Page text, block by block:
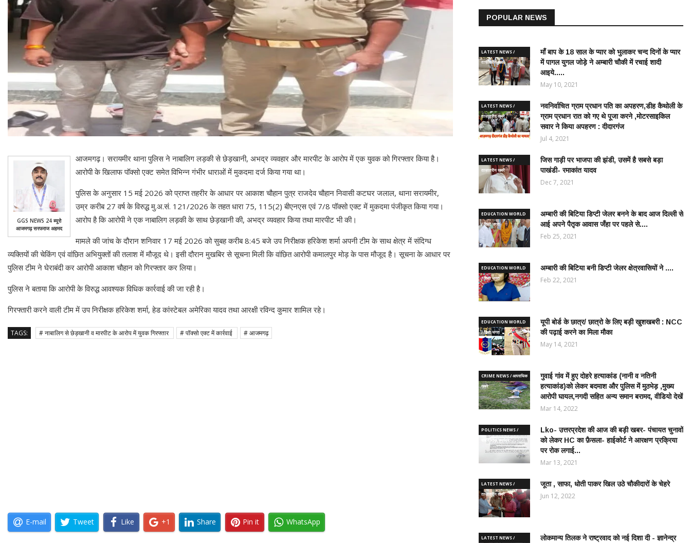
GGS NEWS 24 ब्यूरो
आजमगढ़ सरफराज अहमद
आजमगढ़। सरायमीर थाना पुलिस ने नाबालिग लड़की से छेड़खानी, अभद्र व्यवहार और मारपीट के आरोप में एक युवक को गिरफ्तार किया है।
आरोपी के खिलाफ पॉक्सो एक्ट समेत विभिन्न गंभीर धाराओं में मुकदमा दर्ज किया गया था।
पुलिस के अनुसार 15 मई 2026 को प्राप्त तहरीर के आधार पर आकाश चौहान पुत्र राजदेव चौहान निवासी कटघर जलाल, थाना सरायमीर,
उम्र करीब 27 वर्ष के विरुद्ध मु.अ.सं. 121/2026 के तहत धारा 75, 115(2) बीएनएस एवं 7/8 पॉक्सो एक्ट में मुकदमा पंजीकृत किया गया।
आरोप है कि आरोपी ने एक नाबालिग लड़की के साथ छेड़खानी की, अभद्र व्यवहार किया तथा मारपीट भी की।
मामले की जांच के दौरान शनिवार 17 मई 2026 को सुबह करीब 8:45 बजे उप निरीक्षक हरिकेश शर्मा अपनी टीम के साथ क्षेत्र में संदिग्ध
व्यक्तियों की चेकिंग एवं वांछित अभियुक्तों की तलाश में मौजूद थे। इसी दौरान मुखबिर से सूचना मिली कि वांछित आरोपी कमालपुर मोड़ के पास मौजूद है। सूचना के आधार पर
पुलिस टीम ने घेराबंदी कर आरोपी आकाश चौहान को गिरफ्तार कर लिया।
पुलिस ने बताया कि आरोपी के विरुद्ध आवश्यक विधिक कार्रवाई की जा रही है।
गिरफ्तारी करने वाली टीम में उप निरीक्षक हरिकेश शर्मा, हेड कांस्टेबल अमेरिका यादव तथा आरक्षी रविन्द कुमार शामिल रहे।
TAGS: # नाबालिग से छेड़खानी व मारपीट के आरोप में युवक गिरफ्तार # पॉक्सो एक्ट में कार्रवाई # आजमगढ़
E-mail Tweet Like +1 Share Pin it WhatsApp
POPULAR NEWS
LATEST NEWS /
ताज़ातरीन खबरें
माँ बाप के 18 साल के प्यार को भुलाकर चन्द दिनों के प्यार
में पागल युगल जोड़े ने अम्बारी चौकी में रचाई शादी
आइये.....
May 10, 2021
LATEST NEWS /
ताज़ातरीन खबरें
नवनिर्वाचित ग्राम प्रधान पति का अपहरण,डीह कैथोली के
ग्राम प्रधान रात को गए थे पूजा करने ,मोटरसाइकिल
सवार ने किया अपहरण : दीदारगंज
Jul 4, 2021
LATEST NEWS /
ताज़ातरीन खबरें
जिस गाड़ी पर भाजपा की झंडी, उसमें है सबसे बड़ा
पाखंडी- रमाकांत यादव
Dec 7, 2021
EDUCATION WORLD
/ शिक्षा जगत
अम्बारी की बिटिया डिप्टी जेलर बनने के बाद आज दिल्ली से
आई अपने पैतृक आवास जँहा पर पहले से....
Feb 25, 2021
EDUCATION WORLD
/ शिक्षा जगत
अम्बारी की बिटिया बनी डिप्टी जेलर क्षेत्रवासियों ने ....
Feb 22, 2021
EDUCATION WORLD
/ शिक्षा जगत
यूपी बोर्ड के छात्र/ छात्रो के लिए बड़ी खुशखबरी : NCC
की पढ़ाई करने का मिला मौका
May 14, 2021
CRIME NEWS / आपराधिक
ख़बरे
गुवाई गांव में हुए दोहरे हत्याकांड (नानी व नतिनी
हत्याकांड)को लेकर बदमाश और पुलिस में मुठभेड़ ,मुख्य
आरोपी घायल,नगदी सहित अन्य समान बरामद, वीडियो देखें
Mar 14, 2022
POLITICS NEWS /
राजनीतिक समाचार
Lko- उत्तरप्रदेश की आज की बड़ी खबर- पंचायत चुनावों
को लेकर HC का फ़ैसला- हाईकोर्ट ने आरक्षण प्रक्रिया
पर रोक लगाई...
Mar 13, 2021
LATEST NEWS /
ताज़ातरीन खबरें
जूता , साफा, धोती पाकर खिल उठे चौकीदारों के चेहरे
Jun 12, 2022
LATEST NEWS /
लोकमान्य तिलक ने राष्ट्रवाद को नई दिशा दी - ज्ञानेन्द्र